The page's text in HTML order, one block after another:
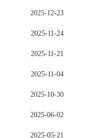
2025-12-23
2025-11-24
2025-11-21
2025-11-04
2025-10-30
2025-06-02
2025-05-21